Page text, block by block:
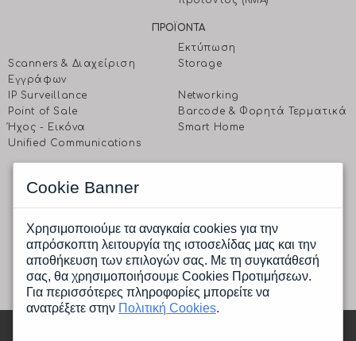
ΠΡΟΪΟΝΤΑ
Εκτύπωση
Scanners & Διαχείριση
Eγγράφων
Storage
IP Surveillance
Networking
Point of Sale
Barcode & Φορητά Τερματικά
Ήχος - Εικόνα
Smart Home
Unified Communications
Ραφαηλίδη 1 & Αγρινίου, 177 78 Ταύρος, Αθήνα
Δευτέρα έως Παρασκευή: 9.00 πμ -17.00 μμ
Tηλ.: (+30) 210 4805800
Fax.: (+30) 210 4805801
Email:
info@cpi.gr
Cookie Banner
Χρησιμοποιούμε τα αναγκαία cookies για την
απρόσκοπτη λειτουργία της ιστοσελίδας μας και την
αποθήκευση των επιλογών σας. Με τη συγκατάθεσή
σας, θα χρησιμοποιήσουμε Cookies Προτιμήσεων.
Για περισσότερες πληροφορίες μπορείτε να
ανατρέξετε στην Πολιτική Cookies.